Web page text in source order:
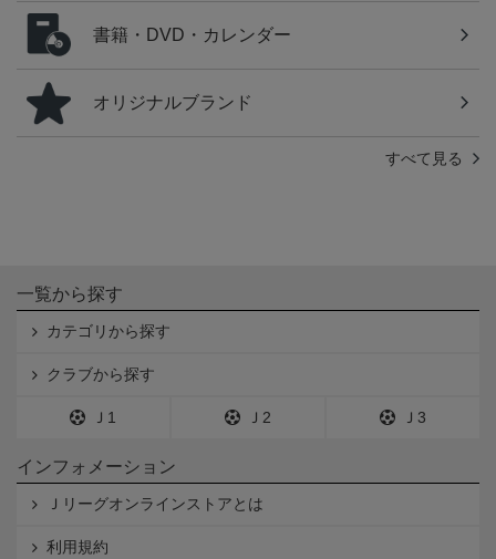
書籍・DVD・カレンダー
オリジナルブランド
すべて見る
一覧から探す
カテゴリから探す
クラブから探す
Ｊ1 Ｊ2 Ｊ3
インフォメーション
Ｊリーグオンラインストアとは
利用規約